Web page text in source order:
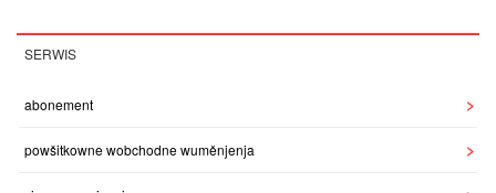
SERWIS
abonement
powšitkowne wobchodne wuměnjenja